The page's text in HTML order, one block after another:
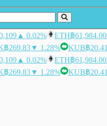
▲ 0.02% ETH฿61,984.00
฿269.83▼ 1.28% KUB฿20.41
▲ 0.02% ETH฿61,984.00
฿269.83▼ 1.28% KUB฿20.41